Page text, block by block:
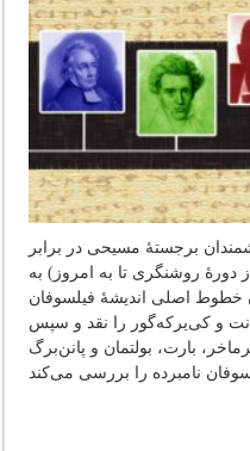
برجستۀ مسیحی در برابر
روشنگری تا به امروز) به
اصلی اندیشۀ فیلسوفان
و کی‌یرکه‌گور را نقد و سپس
بارت، بولتمان و پانن‌برگ